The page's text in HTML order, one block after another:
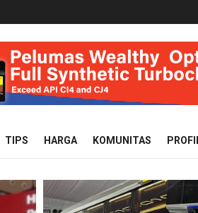
TIPS HARGA KOMUNITAS